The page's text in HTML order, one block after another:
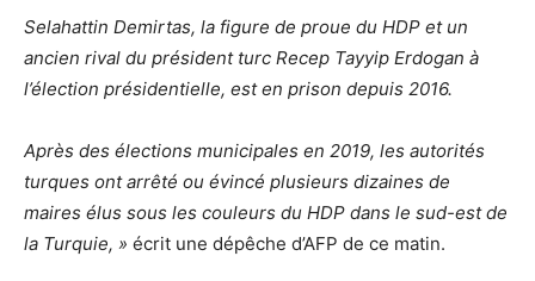
Selahattin Demirtas, la figure de proue du HDP et un
ancien rival du président turc Recep Tayyip Erdogan à
l’élection présidentielle, est en prison depuis 2016.
Après des élections municipales en 2019, les autorités
turques ont arrêté ou évincé plusieurs dizaines de
maires élus sous les couleurs du HDP dans le sud-est de
la Turquie, » écrit une dépêche d’AFP de ce matin.